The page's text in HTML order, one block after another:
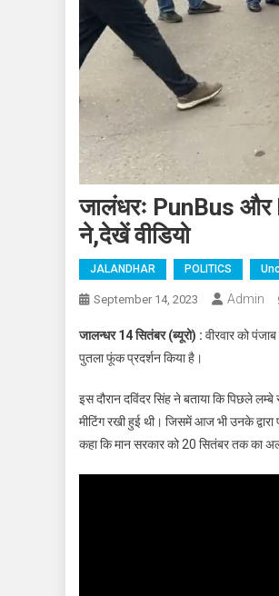
जालंधरः PunBus और
ने,देखें वीडियो
JALANDHAR POLITICS
September 14, 2023 Admin
जालन्धर 14 सितंबर (ब्यूरो) : वीरवार को
पुतला फूंक प्रदर्शन किया है।
इस दौरान दविंदर सिंह ने बताया कि पिछले
मीटिंग रखी हुई थी। जिसमें आज भी उनके
कहा कि मान सरकार को 20 सितंबर तक का